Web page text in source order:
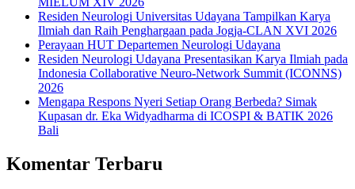
Residen Neurologi Universitas Udayana Tampilkan Karya
Ilmiah dan Raih Penghargaan pada Jogja-CLAN XVI 2026
Perayaan HUT Departemen Neurologi Udayana
Residen Neurologi Udayana Presentasikan Karya Ilmiah pada
Indonesia Collaborative Neuro-Network Summit (ICONNS)
2026
Mengapa Respons Nyeri Setiap Orang Berbeda? Simak
Kupasan dr. Eka Widyadharma di ICOSPI & BATIK 2026
Bali
Komentar Terbaru